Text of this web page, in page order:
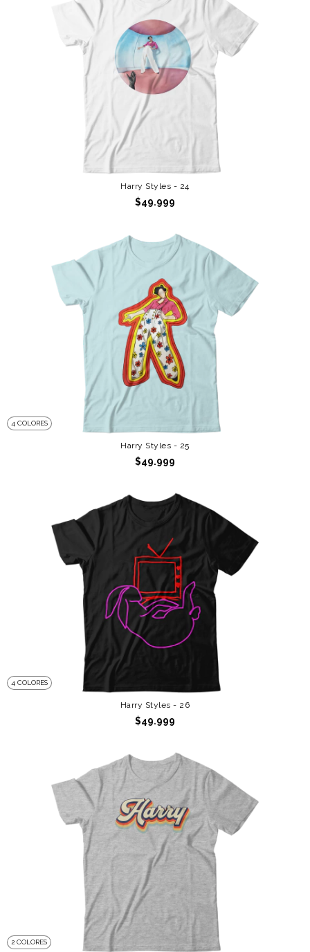
Harry Styles - 24
$49.999
4 COLORES
Harry Styles - 25
$49.999
4 COLORES
Harry Styles - 26
$49.999
2 COLORES